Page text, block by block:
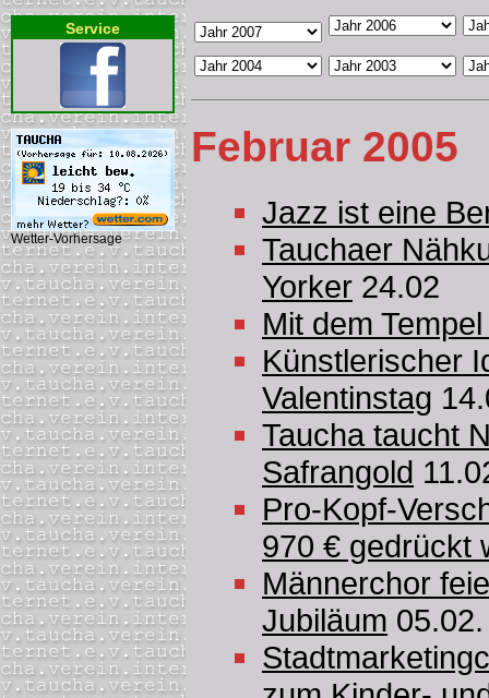
Service
Wetter-Vorhersage
Februar 2005
Jazz ist eine
Tauchaer
Yorker 24.02
Mit dem
Künstlerischer
Valentinstag
Taucha taucht
Safrangold
Pro-Kopf-
970 € gedrückt
Männerchor
Jubiläum 05.02.